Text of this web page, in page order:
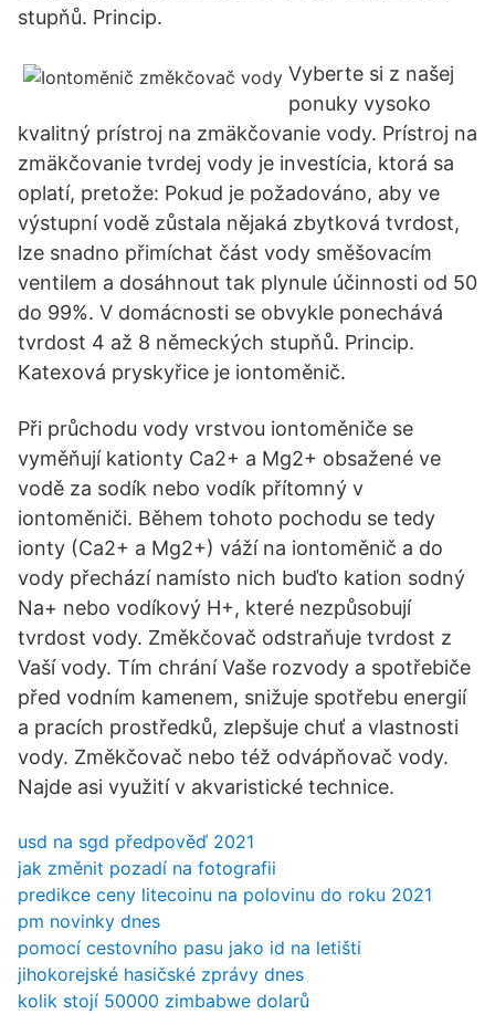
stupňů. Princip.
Vyberte si z našej
ponuky vysoko
kvalitný prístroj na zmäkčovanie vody. Prístroj na
zmäkčovanie tvrdej vody je investícia, ktorá sa
oplatí, pretože: Pokud je požadováno, aby ve
výstupní vodě zůstala nějaká zbytková tvrdost,
lze snadno přimíchat část vody směšovacím
ventilem a dosáhnout tak plynule účinnosti od 50
do 99%. V domácnosti se obvykle ponechává
tvrdost 4 až 8 německých stupňů. Princip.
Katexová pryskyřice je iontoměnič.
Při průchodu vody vrstvou iontoměniče se
vyměňují kationty Ca2+ a Mg2+ obsažené ve
vodě za sodík nebo vodík přítomný v
iontoměniči. Během tohoto pochodu se tedy
ionty (Ca2+ a Mg2+) váží na iontoměnič a do
vody přechází namísto nich buďto kation sodný
Na+ nebo vodíkový H+, které nezpůsobují
tvrdost vody. Změkčovač odstraňuje tvrdost z
Vaší vody. Tím chrání Vaše rozvody a spotřebiče
před vodním kamenem, snižuje spotřebu energií
a pracích prostředků, zlepšuje chuť a vlastnosti
vody. Změkčovač nebo též odvápňovač vody.
Najde asi využití v akvaristické technice.
usd na sgd předpověď 2021
jak změnit pozadí na fotografii
predikce ceny litecoinu na polovinu do roku 2021
pm novinky dnes
pomocí cestovního pasu jako id na letišti
jihokorejské hasičské zprávy dnes
kolik stojí 50000 zimbabwe dolarů